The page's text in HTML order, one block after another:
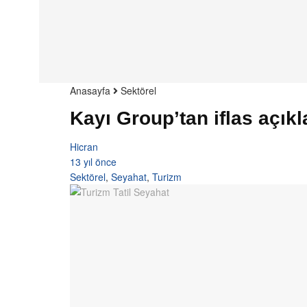
Anasayfa Sektörel
Kayı Group’tan iflas
Hicran
13 yıl önce
Sektörel, Seyahat, Turizm